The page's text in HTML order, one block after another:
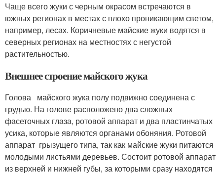
Чаще всего жуки с черным окрасом встречаются в
южных регионах в местах с плохо проникающим светом,
например, лесах. Коричневые майские жуки водятся в
северных регионах на местностях с негустой
растительностью.
Внешнее строение майского жука
Голова майского жука полу подвижно соединена с
грудью. На голове расположено два сложных
фасеточных глаза, ротовой аппарат и два пластинчатых
усика, которые являются органами обоняния. Ротовой
аппарат грызущего типа, так как майские жуки питаются
молодыми листьями деревьев. Состоит ротовой аппарат
из верхней и нижней губы, за которыми сразу находятся